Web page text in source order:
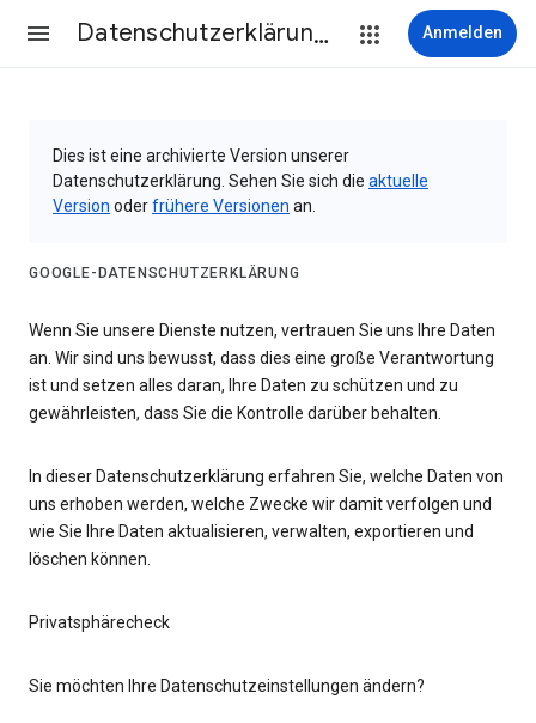
Datenschutzerklärung & Nutzungsbedingungen Anmelden
Dies ist eine archivierte Version unserer
Datenschutzerklärung. Sehen Sie sich die aktuelle
Version oderfrühere Versionen an.
GOOGLE-DATENSCHUTZERKLÄRUNG
Wenn Sie unsere Dienste nutzen, vertrauen Sie uns Ihre Daten
an. Wir sind uns bewusst, dass dies eine große Verantwortung
ist und setzen alles daran, Ihre Daten zu schützen und zu
gewährleisten, dass Sie die Kontrolle darüber behalten.
In dieser Datenschutzerklärung erfahren Sie, welche Daten von
uns erhoben werden, welche Zwecke wir damit verfolgen und
wie Sie Ihre Daten aktualisieren, verwalten, exportieren und
löschen können.
Privatsphärecheck
Sie möchten Ihre Datenschutzeinstellungen ändern?